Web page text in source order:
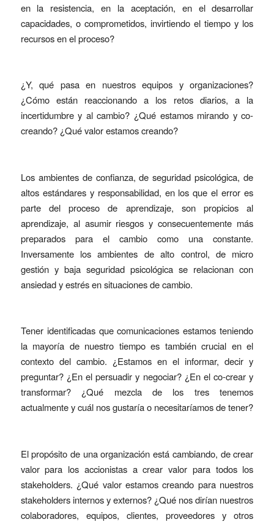
en la resistencia, en la aceptación, en el desarrollar
capacidades, o comprometidos, invirtiendo el tiempo y los
recursos en el proceso?
¿Y, qué pasa en nuestros equipos y organizaciones?
¿Cómo están reaccionando a los retos diarios, a la
incertidumbre y al cambio? ¿Qué estamos mirando y co-
creando? ¿Qué valor estamos creando?
Los ambientes de confianza, de seguridad psicológica, de
altos estándares y responsabilidad, en los que el error es
parte del proceso de aprendizaje, son propicios al
aprendizaje, al asumir riesgos y consecuentemente más
preparados para el cambio como una constante.
Inversamente los ambientes de alto control, de micro
gestión y baja seguridad psicológica se relacionan con
ansiedad y estrés en situaciones de cambio.
Tener identificadas que comunicaciones estamos teniendo
la mayoría de nuestro tiempo es también crucial en el
contexto del cambio. ¿Estamos en el informar, decir y
preguntar? ¿En el persuadir y negociar? ¿En el co-crear y
transformar? ¿Qué mezcla de los tres tenemos
actualmente y cuál nos gustaría o necesitaríamos de tener?
El propósito de una organización está cambiando, de crear
valor para los accionistas a crear valor para todos los
stakeholders. ¿Qué valor estamos creando para nuestros
stakeholders internos y externos? ¿Qué nos dirían nuestros
colaboradores, equipos, clientes, proveedores y otros